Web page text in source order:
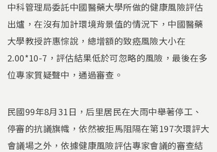
中科管理局委託中國醫藥大學所做的健康風險評估
出爐，在沒有加計環境背景值的情況下，中國醫藥
大學教授許惠悰說，總增額的致癌風險大小在
2.00*10-7，評估結果低於可忽略的風險，最後在多
位專家質疑聲中，通過審查。
民國99年8月31日，后里居民在大雨中舉著停工、
停審的抗議旗幟，依然被拒馬阻隔在第197次環評大
會議場之外，依據健康風險評估專家會議的審查結